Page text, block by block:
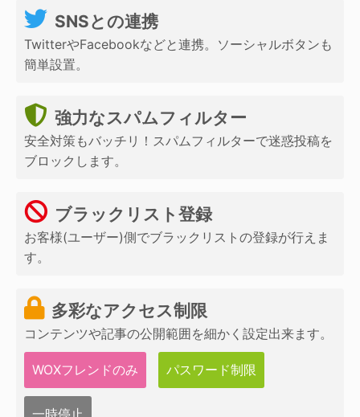
SNSとの連携
TwitterやFacebookなどと連携。ソーシャルボタンも
簡単設置。
強力なスパムフィルター
安全対策もバッチリ！スパムフィルターで迷惑投稿を
ブロックします。
ブラックリスト登録
お客様(ユーザー)側でブラックリストの登録が行えま
す。
多彩なアクセス制限
コンテンツや記事の公開範囲を細かく設定出来ます。
WOXフレンドのみ パスワード制限
一時停止